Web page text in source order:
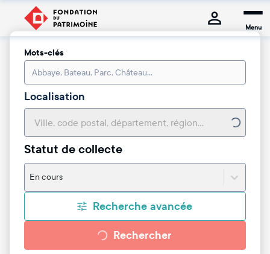
Menu
Mots-clés
Localisation
Statut de collecte
En cours
Recherche avancée
Rechercher